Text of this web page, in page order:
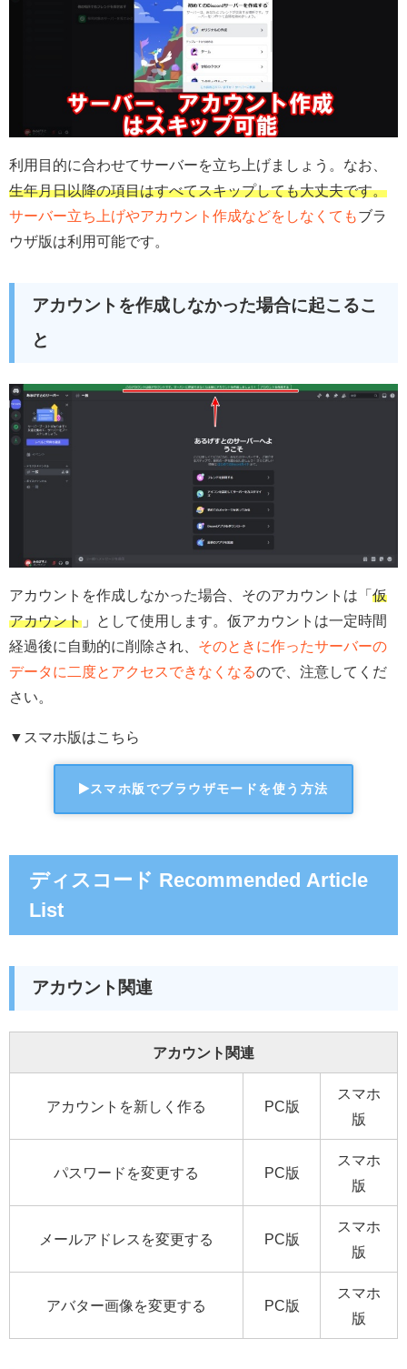
利用目的に合わせてサーバーを立ち上げましょう。なお、
生年月日以降の項目はすべてスキップしても大丈夫です。
サーバー立ち上げやアカウント作成などをしなくてもブラ
ウザ版は利用可能です。
アカウントを作成しなかった場合に起こるこ
と
アカウントを作成しなかった場合、そのアカウントは「 仮
アカウント 」として使用します。仮アカウントは一定時間
経過後に自動的に削除され、 そのときに作ったサーバーの
データに二度とアクセスできなくなるので、注意してくだ
さい。
▼スマホ版はこちら
スマホ版でブラウザモードを使う方法
ディスコード Recommended Article
List
アカウント関連
アカウント関連
アカウントを新しく作る PC版
スマホ
版
パスワードを変更する PC版
スマホ
版
メールアドレスを変更する PC版
スマホ
版
アバター画像を変更する PC版
スマホ
版